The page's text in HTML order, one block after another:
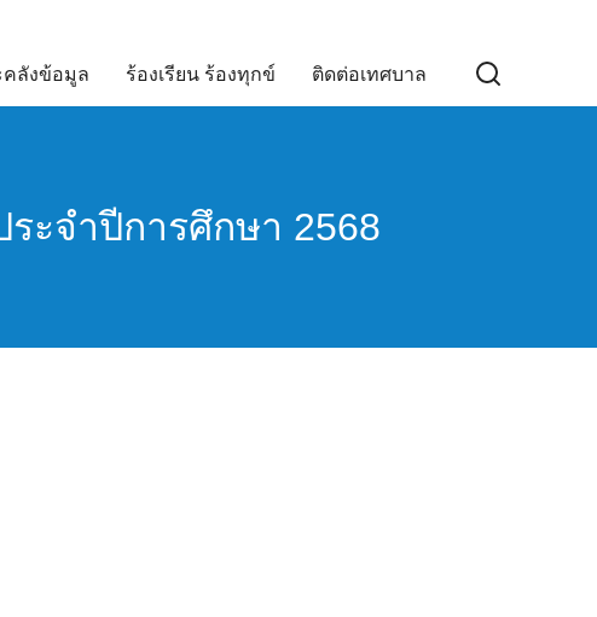
คลังข้อมูล ร้องเรียน ร้องทุกข์ ติดต่อเทศบาล
ะจำปีการศึกษา 2568